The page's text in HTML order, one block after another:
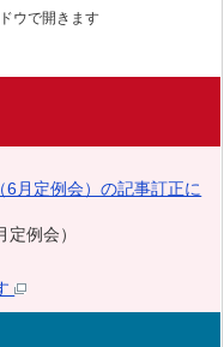
ウで開きます
月定例会）の記事訂正に
例会）